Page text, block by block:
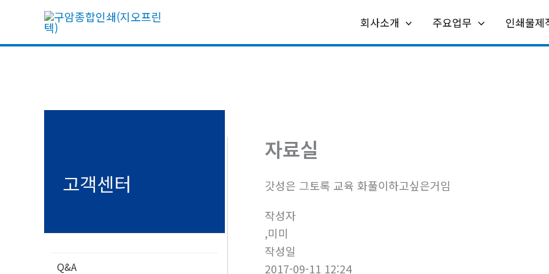
츠
회사소개 주요업무 인쇄물제
고객센터
Q&A
자료실
갓성은 그토록 교육 화풀이하고싶은거임
작성자
,미미
작성일
2017-09-11 12:24